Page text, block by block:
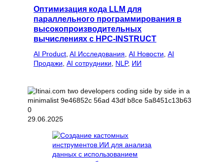
Оптимизация кода LLM для
параллельного программирования в
высокопроизводительных
вычислениях с HPC-INSTRUCT
AI Product AI Исследования AI Новости AI
Продажи AI сотрудники NLP, ИИ
29.06.2025